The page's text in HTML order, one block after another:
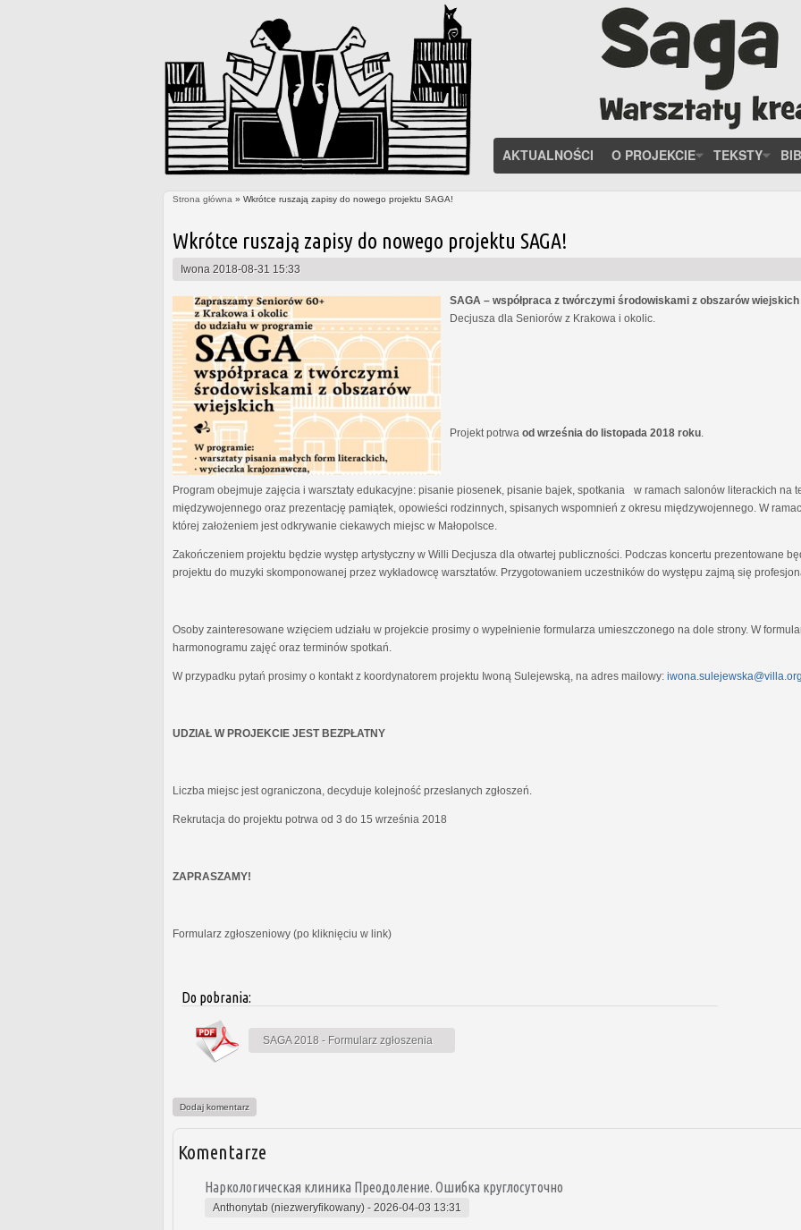
AKTUALNOŚCI O PROJEKCIE TEKSTY
Strona główna » Wkrótce ruszają zapisy do nowego projektu SAGA!
Wkrótce ruszają zapisy do nowego projektu SAGA!
Iwona 2018-08-31 15:33
SAGA – współpraca z twórczymi środowiskami z obszarów wiejskich
Decjusza dla Seniorów z Krakowa i okolic.
Projekt potrwa od września do listopada 2018 roku
Program obejmuje zajęcia i warsztaty edukacyjne: pisanie piosenek, pisanie bajek, spotkania w ramach salonów literackich na
międzywojennego oraz prezentację pamiątek, opowieści rodzinnych, spisanych wspomnień z okresu międzywojennego. W
której założeniem jest odkrywanie ciekawych miejsc w Małopolsce.
Zakończeniem projektu będzie występ artystyczny w Willi Decjusza dla otwartej publiczności. Podczas koncertu prezentowane
projektu do muzyki skomponowanej przez wykładowcę warsztatów. Przygotowaniem uczestników do występu zajmą się
Osoby zainteresowane wzięciem udziału w projekcie prosimy o wypełnienie formularza umieszczonego na dole strony. W
harmonogramu zajęć oraz terminów spotkań.
W przypadku pytań prosimy o kontakt z koordynatorem projektu Iwoną Sulejewską, na adres mailowy:
UDZIAŁ W PROJEKCIE JEST BEZPŁATNY
Liczba miejsc jest ograniczona, decyduje kolejność przesłanych zgłoszeń.
Rekrutacja do projektu potrwa od 3 do 15 września 2018
ZAPRASZAMY!
Formularz zgłoszeniowy (po kliknięciu w link)
Do pobrania:
SAGA 2018 - Formularz zgłoszenia
Dodaj komentarz
Komentarze
Наркологическая клиника Преодоление. Ошибка круглосуточно
Anthonytab (niezweryfikowany) - 2026-04-03 13:31